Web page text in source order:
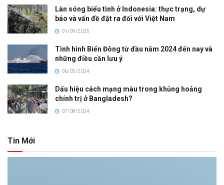
Làn sóng biểu tình ở Indonesia: thực trạng, dự
báo và vấn đề đặt ra đối với Việt Nam
01/09/2025
Tình hình Biển Đông từ đầu năm 2024 đến nay và
những điều cần lưu ý
06/05/2024
Dấu hiệu cách mạng màu trong khủng hoảng
chính trị ở Bangladesh?
07/08/2024
Tin Mới